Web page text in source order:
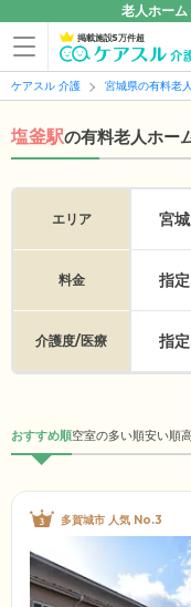
老人ホーム
掲載施設5万件超
ケアスル 介護 宮城県の有料老
塩釜駅の有料老人ホー
エリア 宮
料金 指
介護度/医療 指
おすすめ順空室の多い順安い順
多賀城市 人気 No.3